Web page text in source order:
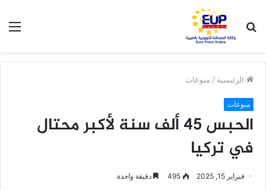
عن
الرئيسية / منوعات
منوعات
الحبس 45 ألف سنة لأكبر محتال
في تركيا
فبراير 15, 2025 495 دقيقة واحدة